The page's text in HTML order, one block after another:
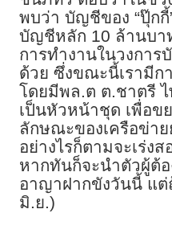
พบว่า บัญชีของ “ปุ๊กกี้
บัญชีหลัก 10 ล้านบา
การทำงานในวงการ
ด้วย ซึ่งขณะนี้เรามี
โดยมีพล.ต ต.ชาตรี
เป็นหัวหน้าชุด เพื่อข
ลักษณะของเครือข่า
อย่างไรก็ตามจะเร่ง
หากทันก็จะนำตัวผู้ต้
อาญาฝากขังวันนี้ แต่
มิ.ย.)